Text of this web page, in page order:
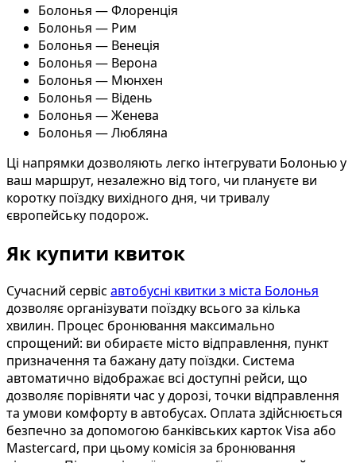
Болонья — Флоренція
Болонья — Рим
Болонья — Венеція
Болонья — Верона
Болонья — Мюнхен
Болонья — Відень
Болонья — Женева
Болонья — Любляна
Ці напрямки дозволяють легко інтегрувати Болонью у
ваш маршрут, незалежно від того, чи плануєте ви
коротку поїздку вихідного дня, чи тривалу
європейську подорож.
Як купити квиток
Сучасний сервіс автобусні квитки з міста Болонья
дозволяє організувати поїздку всього за кілька
хвилин. Процес бронювання максимально
спрощений: ви обираєте місто відправлення, пункт
призначення та бажану дату поїздки. Система
автоматично відображає всі доступні рейси, що
дозволяє порівняти час у дорозі, точки відправлення
та умови комфорту в автобусах. Оплата здійснюється
безпечно за допомогою банківських карток Visa або
Mastercard, при цьому комісія за бронювання